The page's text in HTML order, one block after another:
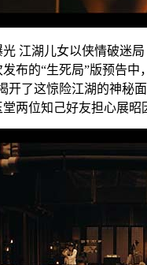
光 江湖儿女以侠情破迷局
布的“生死局”版预告
开了这惊险江湖的神秘
两位知己好友担心展